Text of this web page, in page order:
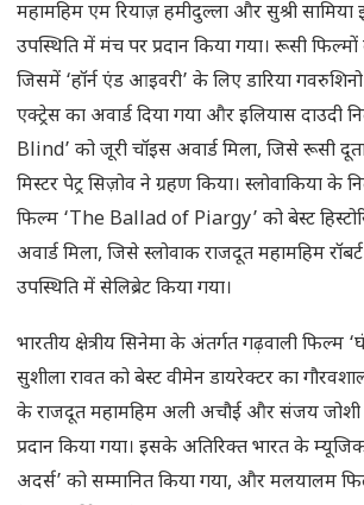
महामहिम एम रियाज़ हमीदुल्ला और सुश्री सामिया
उपस्थिति में मंच पर प्रदान किया गया। रूसी फिल्मों
जिसमें ‘हॉर्न एंड आइवरी’ के लिए डारिया
एक्ट्रेस का अवार्ड दिया गया और इलियास दाउदी
Blind’ को जूरी चॉइस अवार्ड मिला, जिसे रूसी
मिस्टर पेट्र सिज़ोव ने ग्रहण किया। स्लोवाकिया के
फिल्म ‘The Ballad of Piargy’ को बेस्ट
अवार्ड मिला, जिसे स्लोवाक राजदूत महामहिम
उपस्थिति में सेलिब्रेट किया गया।
भारतीय क्षेत्रीय सिनेमा के अंतर्गत गढ़वाली फिल्म
सुशीला रावत को बेस्ट वीमेन डायरेक्टर का
के राजदूत महामहिम अली अचौई और संजय जोशी
प्रदान किया गया। इसके अतिरिक्त भारत के
अदर्स’ को सम्मानित किया गया, और मलयालम